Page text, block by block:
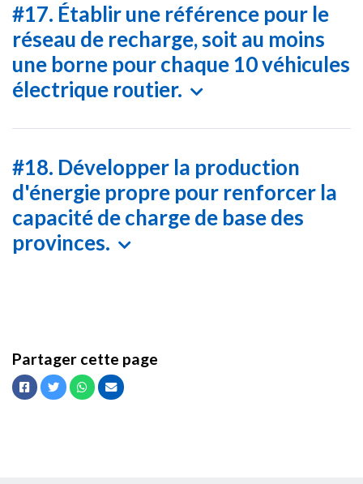
#17. Établir une référence pour le
réseau de recharge, soit au moins
une borne pour chaque 10 véhicules
électrique routier.
#18. Développer la production
d'énergie propre pour renforcer la
capacité de charge de base des
provinces.
Partager cette page
Facebook
TwitterWhatsappCourriel